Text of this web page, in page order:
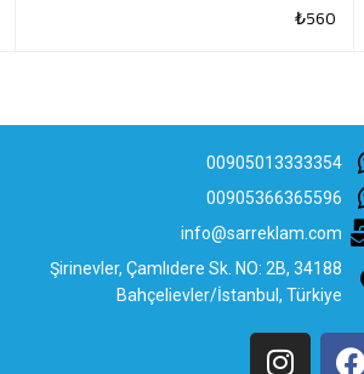
₺560
00905013333354
00905366365596
info@sarreklam.com
Şirinevler, Çamlıdere Sk. NO: 2B, 34188
Bahçelievler/İstanbul, Türkiye